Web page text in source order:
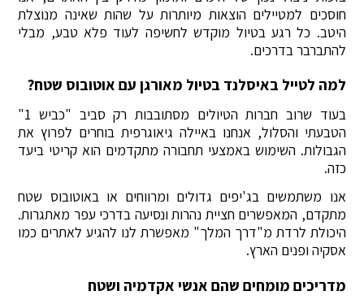
חוסכים למטיילים הוצאות מיותרות על שהות שאינה מנוצלת
היטב. כל רגע בטיול מוקדש לחשיפה לעוד פלא טבע, מבלי
להתברבר בדרכים.
למה לטייל באיסלנד בטיול מאורגן עם אוטובוס שטח?
בעוד שרוב חברות הטיולים מסתובבות רק סביב "כביש 1"
הטבעתי והסלול, אנחנו באיילה גיאוגרפית בוחרים לפרוץ את
הגבולות. השימוש באמצעי תחבורה מתקדמים הוא קריטי ביעד
כזה.
אנו משתמשים בג'יפים גדולים ומרווחים או באוטובוס שטח
מתקדם, המאפשרים חציית נהרות ונסיעה בדרכי עפר מאתגרות.
היכולת לרדת מ"דרך המלך" מאפשרת לנו להגיע לאתרים כמו
אסקיה ופנים הארץ.
מדריכים מומחים שהם אנשי אקדמיה ושטח